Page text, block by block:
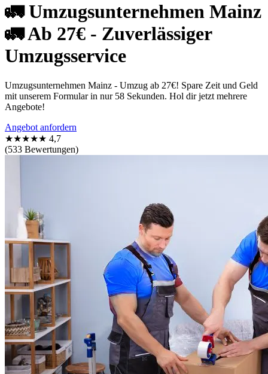
🚛 Umzugsunternehmen Mainz
🚛 Ab 27€ - Zuverlässiger
Umzugsservice
Umzugsunternehmen Mainz - Umzug ab 27€! Spare Zeit und Geld
mit unserem Formular in nur 58 Sekunden. Hol dir jetzt mehrere
Angebote!
Angebot anfordern
★★★★★ 4,7
(533 Bewertungen)